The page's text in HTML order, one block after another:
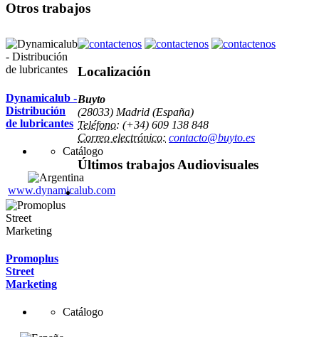
Otros trabajos
Dynamicalub -
Distribución
de lubricantes
Catálogo
www.dynamicalub.com
Promoplus
Street
Marketing
Catálogo
Localización
Buyto
(28033) Madrid (España)
Teléfono: (+34) 609 138 848
Correo electrónico: contacto@buyto.es
Últimos trabajos Audiovisuales